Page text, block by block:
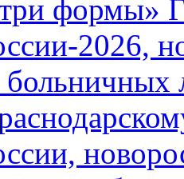
формы»
2026,